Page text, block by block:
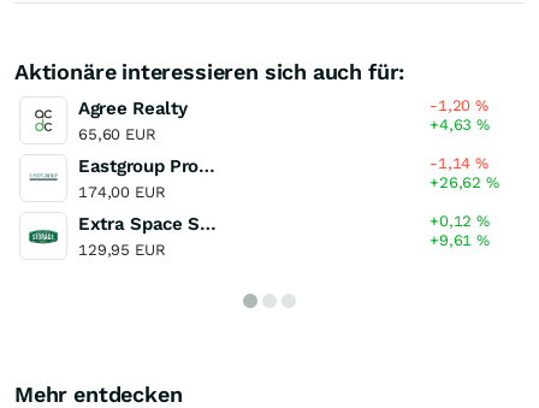
Aktionäre interessieren sich auch für:
Agree Realty
65,60 EUR
-1,20%
+4,63%
Eastgroup Properties
174,00 EUR
-1,14%
+26,62%
Extra Space Storage
129,95 EUR
+0,12%
+9,61%
Mehr entdecken